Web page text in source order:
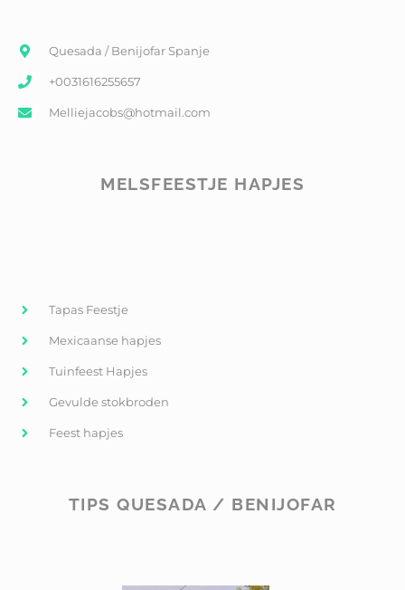
Quesada / Benijofar Spanje
+0031616255657
Melliejacobs@hotmail.com
MELSFEESTJE HAPJES
Tapas Feestje
Mexicaanse hapjes
Tuinfeest Hapjes
Gevulde stokbroden
Feest hapjes
TIPS QUESADA / BENIJOFAR